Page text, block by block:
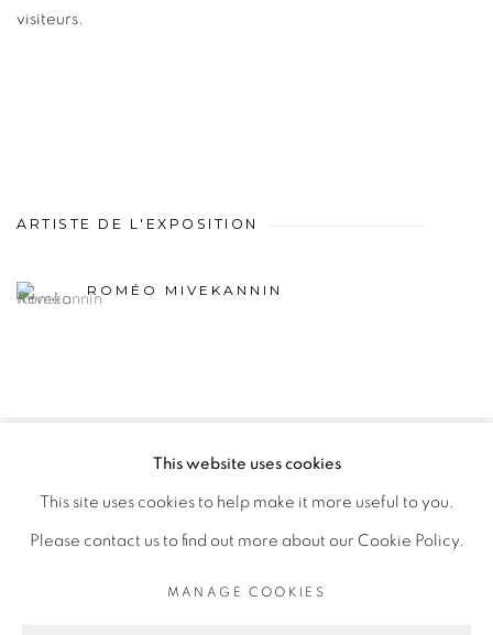
visiteurs.
ARTISTE DE L'EXPOSITION
ROMÉO MIVEKANNIN
MANAGE COOKIES
COPYRIGHT © 2026 GALERIE CÉCILE FAKHOURY
SITE BY ARTLOGIC
This website uses cookies
This site uses cookies to help make it more useful to you.
Please contact us to find out more about our Cookie Policy.
MANAGE COOKIES